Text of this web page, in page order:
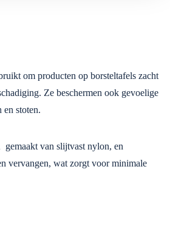
om producten op borsteltafels zacht
Ze beschermen ook gevoelige
en stoten.
van slijtvast nylon, en
vervangen, wat zorgt voor minimale